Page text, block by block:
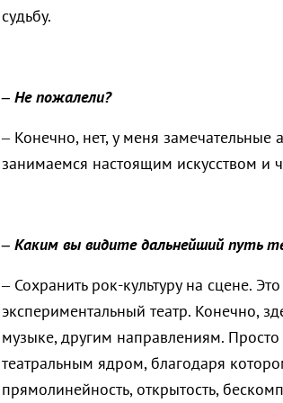
судьбу.
– Не пожалели?
– Конечно, нет, у меня
занимаемся настоящим искусством и
– Каким вы видите дальнейший путь
– Сохранить рок-культуру на сцене.
экспериментальный театр. Конечно,
музыке, другим направлениям.
театральным ядром, благодаря
прямолинейность, открытость,